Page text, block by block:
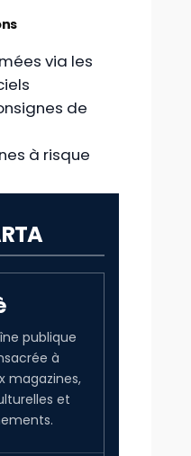
via les
de
à risque
publique
à
magazines,
et